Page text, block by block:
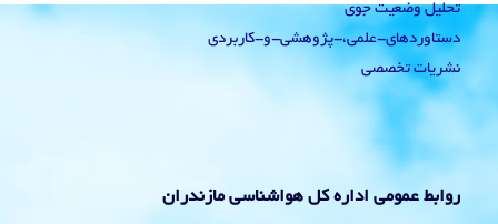
تحلیل وضعیت جوی
دستاوردهای-علمی،-پژوهشی-و-کاربردی
نشریات تخصصی
روابط عمومی اداره کل هواشناسی مازندران